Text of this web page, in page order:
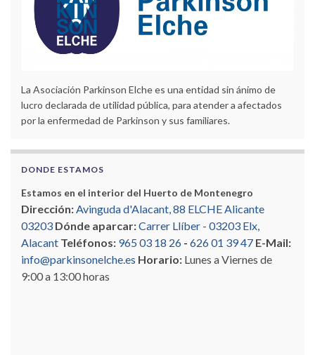
La Asociación Parkinson Elche es una entidad sin ánimo de
lucro declarada de utilidad pública, para atender a afectados
por la enfermedad de Parkinson y sus familiares.
DONDE ESTAMOS
Estamos en el interior del Huerto de Montenegro
Dirección:Avinguda d'Alacant, 88 ELCHE Alicante
03203 Dónde aparcar:Carrer Llíber - 03203 Elx,
Alacant Teléfonos: 965 03 18 26 - 626 01 39 47 E-Mail:
info@parkinsonelche.es Horario: Lunes a Viernes de
9:00 a 13:00 horas